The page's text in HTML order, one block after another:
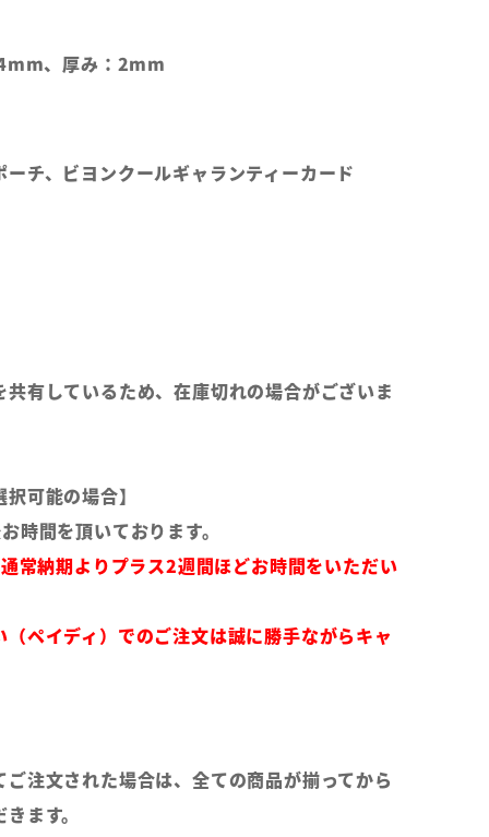
、厚み：2mm
チ、ビヨンクールギャランティーカード
有しているため、在庫切れの場合がございま
可能の場合】
時間を頂いております。
常納期よりプラス2週間ほどお時間をいただい
ペイディ）でのご注文は誠に勝手ながらキャ
注文された場合は、全ての商品が揃ってから
ます。